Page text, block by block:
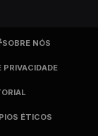
SOBRE NÓS
PRIVACIDADE
ÉTICOS